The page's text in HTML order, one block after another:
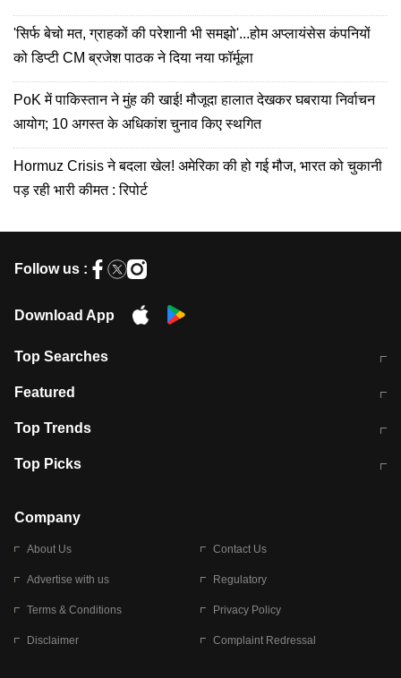
'सिर्फ बेचो मत, ग्राहकों की परेशानी भी समझो'...होम अप्लायंसेस कंपनियों
को डिप्टी CM ब्रजेश पाठक ने दिया नया फॉर्मूला
PoK में पाकिस्तान ने मुंह की खाई! मौजूदा हालात देखकर घबराया निर्वाचन
आयोग; 10 अगस्त के अधिकांश चुनाव किए स्थगित
Hormuz Crisis ने बदला खेल! अमेरिका की हो गई मौज, भारत को चुकानी
पड़ रही भारी कीमत : रिपोर्ट
Follow us :
Download App
Top Searches
मुंबई में लगे 'जेन जी' के पोस्टर, लिखा- 'मैं
Featured
10 अगस्त को विधानसभा का घेराव करेंगे
Top Trends
RBI का नया नियम: अब बैंकों को अपनी सभी
Top Picks
बारिश की चेतावनी
Company
About Us Contact Us
Advertise with us Regulatory
Terms & Conditions Privacy Policy
Disclaimer Complaint Redressal